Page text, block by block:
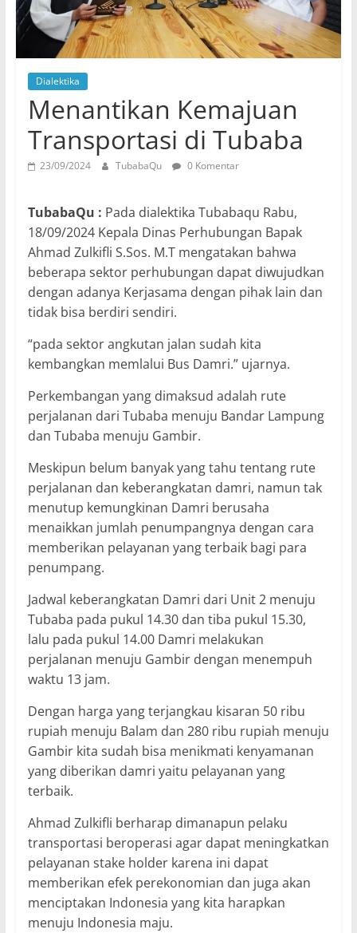
Dialektika
Menantikan Kemajuan
Transportasi di Tubaba
23/09/2024 TubabaQu 0 Komentar
TubabaQu : Pada dialektika Tubabaqu Rabu,
18/09/2024 Kepala Dinas Perhubungan Bapak
Ahmad Zulkifli S.Sos. M.T mengatakan bahwa
beberapa sektor perhubungan dapat diwujudkan
dengan adanya Kerjasama dengan pihak lain dan
tidak bisa berdiri sendiri.
“pada sektor angkutan jalan sudah kita
kembangkan memlalui Bus Damri.” ujarnya.
Perkembangan yang dimaksud adalah rute
perjalanan dari Tubaba menuju Bandar Lampung
dan Tubaba menuju Gambir.
Meskipun belum banyak yang tahu tentang rute
perjalanan dan keberangkatan damri, namun tak
menutup kemungkinan Damri berusaha
menaikkan jumlah penumpangnya dengan cara
memberikan pelayanan yang terbaik bagi para
penumpang.
Jadwal keberangkatan Damri dari Unit 2 menuju
Tubaba pada pukul 14.30 dan tiba pukul 15.30,
lalu pada pukul 14.00 Damri melakukan
perjalanan menuju Gambir dengan menempuh
waktu 13 jam.
Dengan harga yang terjangkau kisaran 50 ribu
rupiah menuju Balam dan 280 ribu rupiah menuju
Gambir kita sudah bisa menikmati kenyamanan
yang diberikan damri yaitu pelayanan yang
terbaik.
Ahmad Zulkifli berharap dimanapun pelaku
transportasi beroperasi agar dapat meningkatkan
pelayanan stake holder karena ini dapat
memberikan efek perekonomian dan juga akan
menciptakan Indonesia yang kita harapkan
menuju Indonesia maju.